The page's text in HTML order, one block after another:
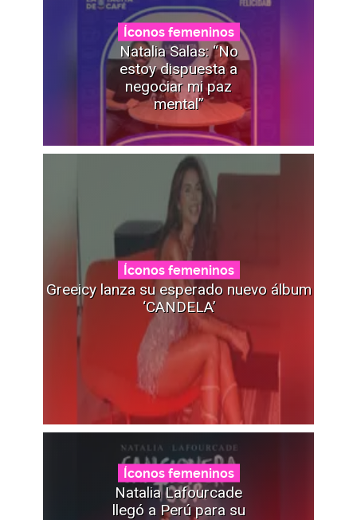
Íconos femeninos
Natalia Salas: “No
estoy dispuesta a
negociar mi paz
mental”
Íconos femeninos
Greeicy lanza su esperado nuevo álbum
‘CANDELA’
Íconos femeninos
Natalia Lafourcade
llegó a Perú para su